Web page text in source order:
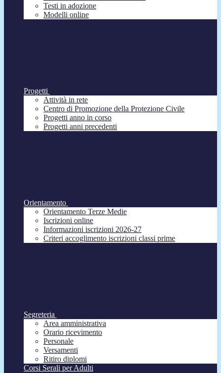
Testi in adozione
Modelli online
Progetti
Attività in rete
Centro di Promozione della Protezione Civile
Progetti anno in corso
Progetti anni precedenti
Orientamento
Orientamento Terze Medie
Iscrizioni online
Informazioni iscrizioni 2026-27
Criteri accoglimento iscrizioni classi prime
Segreteria
Area amministrativa
Orario ricevimento
Personale
Versamenti
Ritiro diplomi
Corsi Serali per Adulti